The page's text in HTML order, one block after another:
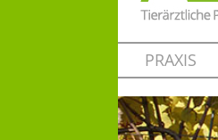
PRAXIS